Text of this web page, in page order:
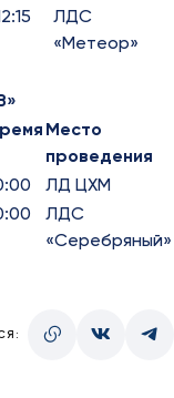
ЛДС
«Метеор»
Место
проведения
ЛД ЦХМ
ЛДС
«Серебряный»